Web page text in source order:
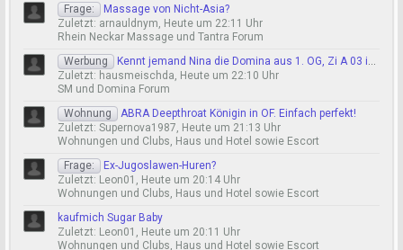
Frage:
Massage von Nicht-Asia?
Zuletzt: arnauldnym, Heute um 22:11 Uhr
Rhein Neckar Massage und Tantra Forum
Werbung
Kennt jemand Nina die Domina aus 1. OG, Zi A 03 im LK
Zuletzt: hausmeischda, Heute um 22:10 Uhr
SM und Domina Forum
Wohnung
ABRA Deepthroat Königin in OF. Einfach perfekt!
Zuletzt: Supernova1987, Heute um 21:13 Uhr
Wohnungen und Clubs, Haus und Hotel sowie Escort
Frage:
Ex-Jugoslawen-Huren?
Zuletzt: Leon01, Heute um 20:14 Uhr
Wohnungen und Clubs, Haus und Hotel sowie Escort
kaufmich Sugar Baby
Zuletzt: Leon01, Heute um 20:11 Uhr
Wohnungen und Clubs, Haus und Hotel sowie Escort